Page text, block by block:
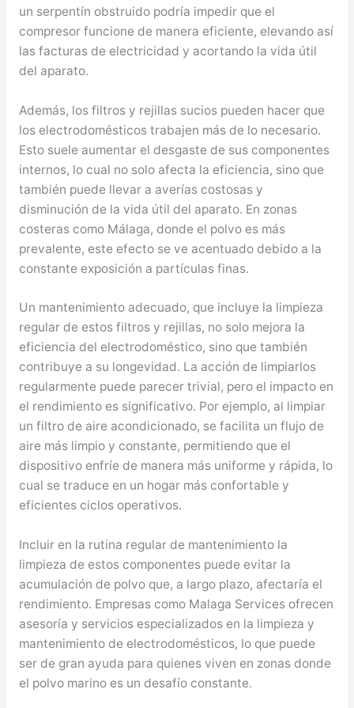
un serpentín obstruido podría impedir que el
compresor funcione de manera eficiente, elevando así
las facturas de electricidad y acortando la vida útil
del aparato.
Además, los filtros y rejillas sucios pueden hacer que
los electrodomésticos trabajen más de lo necesario.
Esto suele aumentar el desgaste de sus componentes
internos, lo cual no solo afecta la eficiencia, sino que
también puede llevar a averías costosas y
disminución de la vida útil del aparato. En zonas
costeras como Málaga, donde el polvo es más
prevalente, este efecto se ve acentuado debido a la
constante exposición a partículas finas.
Un mantenimiento adecuado, que incluye la limpieza
regular de estos filtros y rejillas, no solo mejora la
eficiencia del electrodoméstico, sino que también
contribuye a su longevidad. La acción de limpiarlos
regularmente puede parecer trivial, pero el impacto en
el rendimiento es significativo. Por ejemplo, al limpiar
un filtro de aire acondicionado, se facilita un flujo de
aire más limpio y constante, permitiendo que el
dispositivo enfríe de manera más uniforme y rápida, lo
cual se traduce en un hogar más confortable y
eficientes ciclos operativos.
Incluir en la rutina regular de mantenimiento la
limpieza de estos componentes puede evitar la
acumulación de polvo que, a largo plazo, afectaría el
rendimiento. Empresas como Malaga Services ofrecen
asesoría y servicios especializados en la limpieza y
mantenimiento de electrodomésticos, lo que puede
ser de gran ayuda para quienes viven en zonas donde
el polvo marino es un desafío constante.